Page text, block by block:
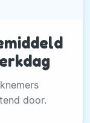
door.